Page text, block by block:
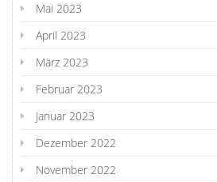
Mai 2023
April 2023
März 2023
Februar 2023
Januar 2023
Dezember 2022
November 2022